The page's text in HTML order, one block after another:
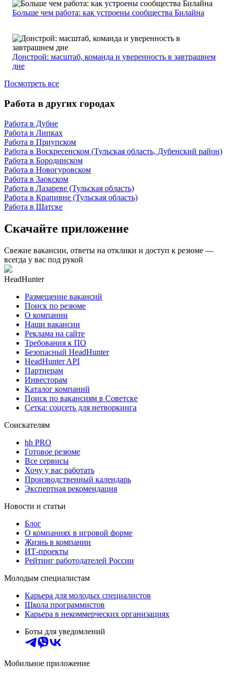
Больше чем работа: как устроены сообщества Билайна
Донстрой: масштаб, команда и уверенность в завтрашнем
дне
Посмотреть все
Работа в других городах
Работа в Дубне
Работа в Липках
Работа в Приупском
Работа в Воскресенском (Тульская область, Дубенский район)
Работа в Бородинском
Работа в Новогуровском
Работа в Заокском
Работа в Лазареве (Тульская область)
Работа в Крапивне (Тульская область)
Работа в Шатске
Скачайте приложение
Свежие вакансии, ответы на отклики и доступ к резюме —
всегда у вас под рукой
HeadHunter
Размещение вакансий
Поиск по резюме
О компании
Наши вакансии
Реклама на сайте
Требования к ПО
Безопасный HeadHunter
HeadHunter API
Партнерам
Инвесторам
Каталог компаний
Поиск по вакансиям в Советске
Сетка: соцсеть для нетворкинга
Соискателям
hh PRO
Готовое резюме
Все сервисы
Хочу у вас работать
Производственный календарь
Экспертная рекомендация
Новости и статьи
Блог
О компаниях в игровой форме
Жизнь в компании
ИТ-проекты
Рейтинг работодателей России
Молодым специалистам
Карьера для молодых специалистов
Школа программистов
Карьера в некоммерческих организациях
Боты для уведомлений
Мобильное приложение